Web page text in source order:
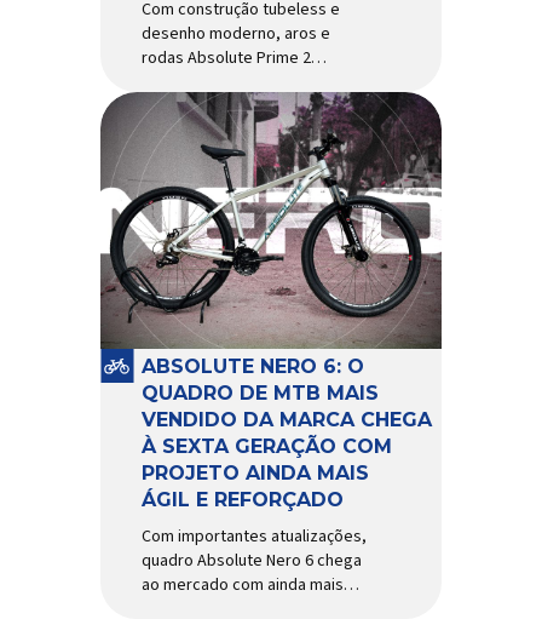
Com construção tubeless e
desenho moderno, aros e
rodas Absolute Prime 2
diversas melhorias No
mercado brasileiro há alguns
anos, os aros e as rodas
Absolute Prime chegaram
como uma opção para pilotos
de cross country e trail em
busca de alto desempenho e
preço realmente competitivo.
Para isso, a marca […]
ABSOLUTE NERO 6: O
QUADRO DE MTB MAIS
VENDIDO DA MARCA CHEGA
À SEXTA GERAÇÃO COM
PROJETO AINDA MAIS
ÁGIL E REFORÇADO
Com importantes atualizações,
quadro Absolute Nero 6 chega
ao mercado com ainda mais